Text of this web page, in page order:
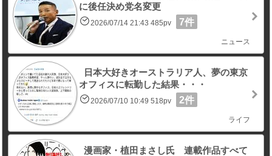
に後任決め党名変更
2026/07/14 21:43 485pv 7件
ニュース
日本大好きオーストラリア人、夢の東京
オフィスに転勤した結果・・・
2026/07/10 10:49 518pv 2件
ライフ
漫画家・植田まさし氏 連載作品すべて